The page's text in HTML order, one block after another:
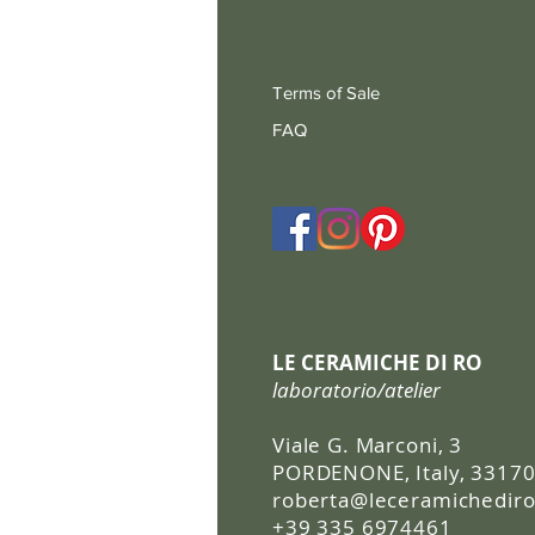
Terms of Sale
FAQ
LE CERAMICHE DI RO
laboratorio/atelier
Viale G. Marconi, 3
PORDENONE, Italy, 33170
+39 335 6974461